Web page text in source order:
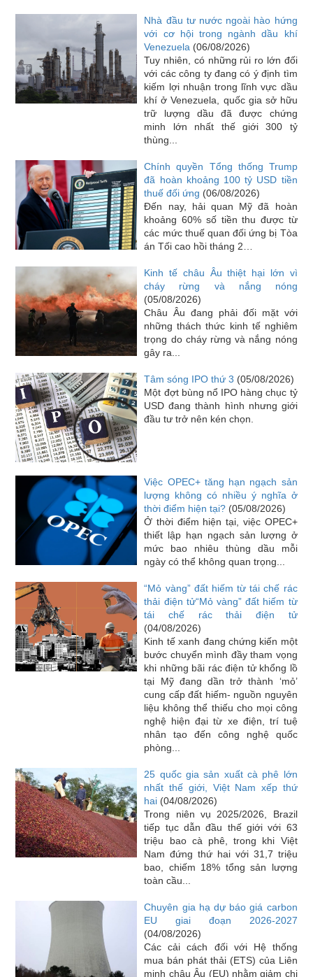
Nhà đầu tư nước ngoài hào hứng
với cơ hội trong ngành dầu khí
Venezuela (06/08/2026)
Tuy nhiên, có những rủi ro lớn đối
với các công ty đang có ý định tìm
kiếm lợi nhuận trong lĩnh vực dầu
khí ở Venezuela, quốc gia sở hữu
trữ lượng dầu đã được chứng
minh lớn nhất thế giới 300 tỷ
thùng...
Chính quyền Tổng thống Trump
đã hoàn khoảng 100 tỷ USD tiền
thuế đối ứng (06/08/2026)
Đến nay, hải quan Mỹ đã hoàn
khoảng 60% số tiền thu được từ
các mức thuế quan đối ứng bị Tòa
án Tối cao hồi tháng 2…
Kinh tế châu Âu thiệt hại lớn vì
cháy rừng và nắng nóng
(05/08/2026)
Châu Âu đang phải đối mặt với
những thách thức kinh tế nghiêm
trọng do cháy rừng và nắng nóng
gây ra...
Tâm sóng IPO thứ 3 (05/08/2026)
Một đợt bùng nổ IPO hàng chục tỷ
USD đang thành hình nhưng giới
đầu tư trở nên kén chọn.
Việc OPEC+ tăng hạn ngạch sản
lượng không có nhiều ý nghĩa ở
thời điểm hiện tại? (05/08/2026)
Ở thời điểm hiện tại, việc OPEC+
thiết lập hạn ngạch sản lượng ở
mức bao nhiêu thùng dầu mỗi
ngày có thể không quan trọng...
“Mỏ vàng” đất hiếm từ tái chế rác
thải điện tử“Mỏ vàng” đất hiếm từ
tái chế rác thải điện tử
(04/08/2026)
Kinh tế xanh đang chứng kiến một
bước chuyển mình đầy tham vọng
khi những bãi rác điện tử khổng lồ
tại Mỹ đang dần trở thành ‘mỏ’
cung cấp đất hiếm- nguồn nguyên
liệu không thể thiếu cho mọi công
nghệ hiện đại từ xe điện, trí tuệ
nhân tạo đến công nghệ quốc
phòng...
25 quốc gia sản xuất cà phê lớn
nhất thế giới, Việt Nam xếp thứ
hai (04/08/2026)
Trong niên vụ 2025/2026, Brazil
tiếp tục dẫn đầu thế giới với 63
triệu bao cà phê, trong khi Việt
Nam đứng thứ hai với 31,7 triệu
bao, chiếm 18% tổng sản lượng
toàn cầu...
Chuyên gia hạ dự báo giá carbon
EU giai đoạn 2026-2027
(04/08/2026)
Các cải cách đối với Hệ thống
mua bán phát thải (ETS) của Liên
minh châu Âu (EU) nhằm giảm chi